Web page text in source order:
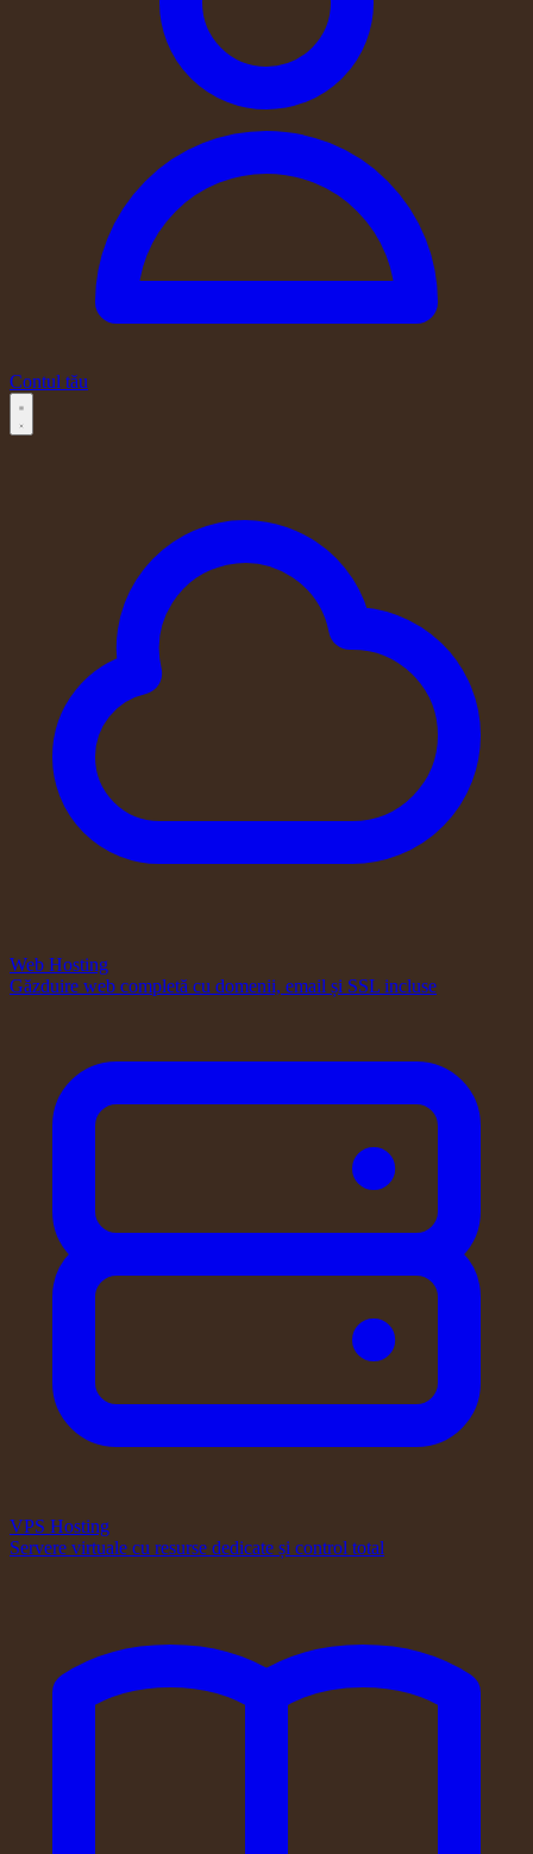
Contul tău
Web Hosting
Găzduire web completă cu domenii, email și SSL incluse
VPS Hosting
Servere virtuale cu resurse dedicate și control total